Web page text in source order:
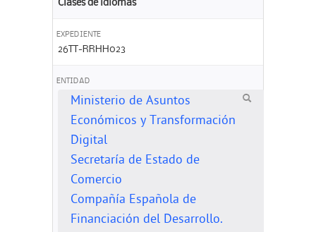
Clases de idiomas
EXPEDIENTE
26TT-RRHH023
ENTIDAD
Ministerio de Asuntos
Económicos y Transformación
Digital
Secretaría de Estado de
Comercio
Compañía Española de
Financiación del Desarrollo.